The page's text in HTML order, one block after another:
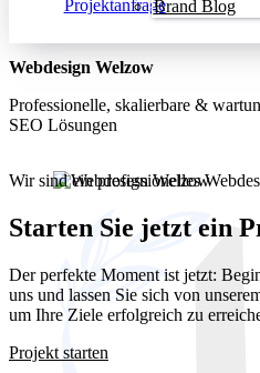
Brand Blog
Projektanfrage
Webdesign Welzow
Professionelle, skalierbare &
SEO Lösungen
Wir sind ein professionelles
und kostengünstige
Starten Sie jetzt ein
Der perfekte Moment ist jetzt:
uns und lassen Sie sich von
um Ihre Ziele erfolgreich zu
Projekt starten